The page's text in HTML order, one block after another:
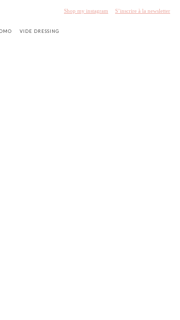
Shop my instagram S’inscrire à la newsletter
VIDE DRESSING